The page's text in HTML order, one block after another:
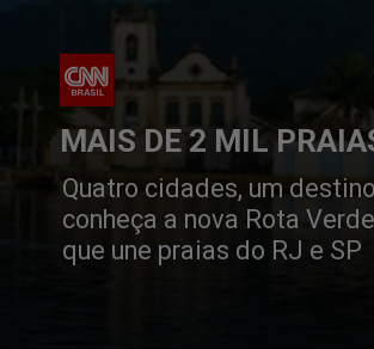
MAIS DE 2 MIL
Quatro cidades, um
conheça a nova Rota
que une praias do RJ e SP